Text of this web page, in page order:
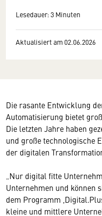
Lesedauer: 3 Minuten
Aktualisiert am 02.06.2026
Die rasante Entwicklung
Automatisierung bietet
Die letzten Jahre haben
und große technologische
der digitalen
„Nur digital fitte
Unternehmen und können
dem Programm
kleine und mittlere